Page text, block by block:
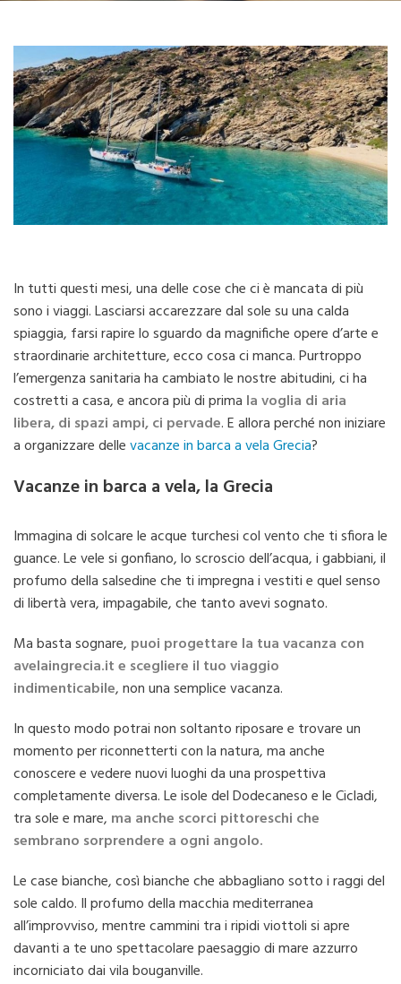
In tutti questi mesi, una delle cose che ci è mancata di più
sono i viaggi. Lasciarsi accarezzare dal sole su una calda
spiaggia, farsi rapire lo sguardo da magnifiche opere d’arte e
straordinarie architetture, ecco cosa ci manca. Purtroppo
l’emergenza sanitaria ha cambiato le nostre abitudini, ci ha
costretti a casa, e ancora più di prima la voglia di aria
libera, di spazi ampi, ci pervade. E allora perché non iniziare
a organizzare dellevacanze in barca a vela Grecia?
Vacanze in barca a vela, la Grecia
Immagina di solcare le acque turchesi col vento che ti sfiora le
guance. Le vele si gonfiano, lo scroscio dell’acqua, i gabbiani, il
profumo della salsedine che ti impregna i vestiti e quel senso
di libertà vera, impagabile, che tanto avevi sognato.
Ma basta sognare, puoi progettare la tua vacanza con
avelaingrecia.it e scegliere il tuo viaggio
indimenticabile, non una semplice vacanza.
In questo modo potrai non soltanto riposare e trovare un
momento per riconnetterti con la natura, ma anche
conoscere e vedere nuovi luoghi da una prospettiva
completamente diversa. Le isole del Dodecaneso e le Cicladi,
tra sole e mare, ma anche scorci pittoreschi che
sembrano sorprendere a ogni angolo.
Le case bianche, così bianche che abbagliano sotto i raggi del
sole caldo. Il profumo della macchia mediterranea
all’improvviso, mentre cammini tra i ripidi viottoli si apre
davanti a te uno spettacolare paesaggio di mare azzurro
incorniciato dai vila bouganville.